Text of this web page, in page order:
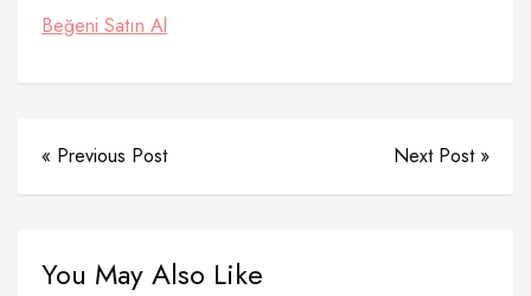
Beğeni Satın Al
« Previous Post Next Post »
You May Also Like